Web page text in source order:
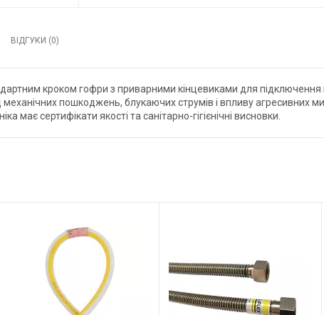
ВІДГУКИ (0)
кроком гофри з приварними кінцевиками для
пошкоджень, блукаючих струмів і впливу агресивних
має сертифікати якості та санітарно-гігієнічні висновки.